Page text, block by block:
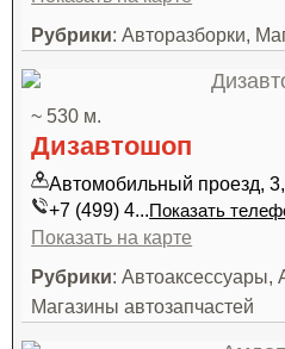
Рубрики: Авторазборки,
~ 530 м.
Дизавтошоп
Автомобильный проезд,
+7 (499) 4...Показать
Показать на карте
Рубрики: Автоаксессуары,
Магазины автозапчастей